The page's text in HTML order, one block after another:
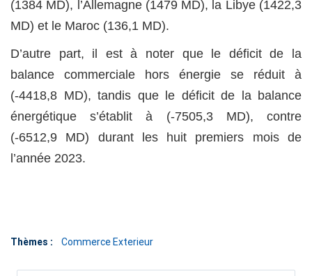
(1384 MD), l’Allemagne (1479 MD), la Libye (1422,3
MD) et le Maroc (136,1 MD).
D’autre part, il est à noter que le déficit de la
balance commerciale hors énergie se réduit à
(-4418,8 MD), tandis que le déficit de la balance
énergétique s’établit à (-7505,3 MD), contre
(-6512,9 MD) durant les huit premiers mois de
l’année 2023.
Thèmes : Commerce Exterieur